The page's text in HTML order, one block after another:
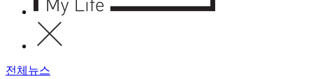
전체뉴스